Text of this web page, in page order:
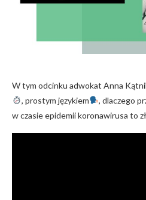
W tym odcinku adwokat Anna
, prostym językiem
, dlaczego
w czasie epidemii koronawirusa to